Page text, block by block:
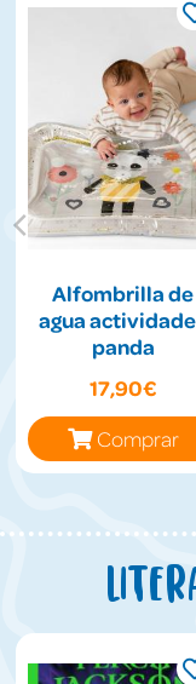
Alfombrilla de
agua
panda
17,90€
Comprar